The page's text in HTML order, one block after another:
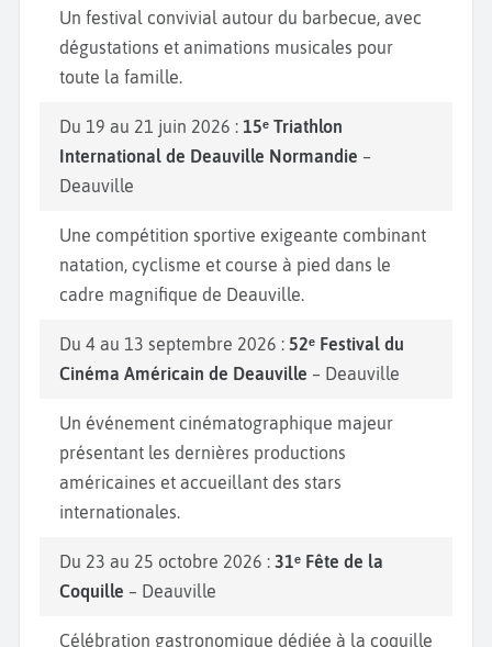
Un festival convivial autour du barbecue, avec
dégustations et animations musicales pour
toute la famille.
Du 19 au 21 juin 2026 : 15ᵉ Triathlon
International de Deauville Normandie –
Deauville
Une compétition sportive exigeante combinant
natation, cyclisme et course à pied dans le
cadre magnifique de Deauville.
Du 4 au 13 septembre 2026 : 52ᵉ Festival du
Cinéma Américain de Deauville – Deauville
Un événement cinématographique majeur
présentant les dernières productions
américaines et accueillant des stars
internationales.
Du 23 au 25 octobre 2026 : 31ᵉ Fête de la
Coquille – Deauville
Célébration gastronomique dédiée à la coquille